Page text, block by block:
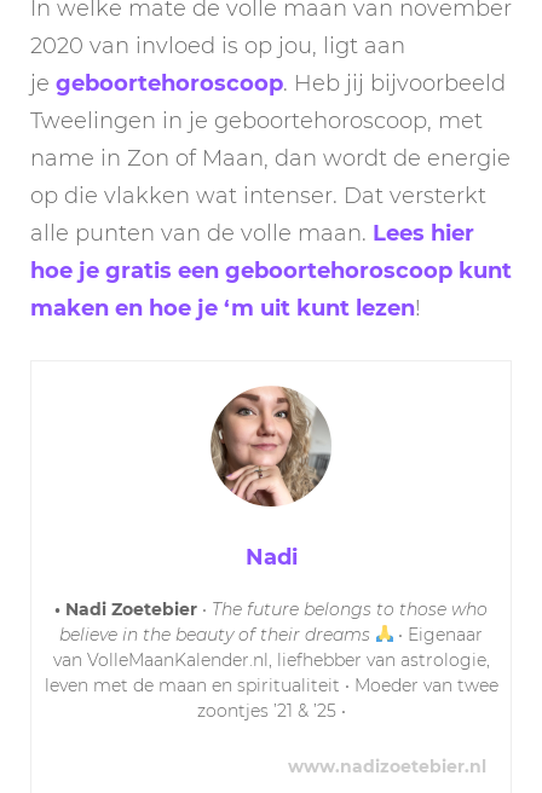
In welke mate de volle maan van november
2020 van invloed is op jou, ligt aan
je geboortehoroscoop. Heb jij bijvoorbeeld
Tweelingen in je geboortehoroscoop, met
name in Zon of Maan, dan wordt de energie
op die vlakken wat intenser. Dat versterkt
alle punten van de volle maan. Lees hier
hoe je gratis een geboortehoroscoop kunt
maken en hoe je ‘m uit kunt lezen!
Nadi
• Nadi Zoetebier • The future belongs to those who
believe in the beauty of their dreams
• Eigenaar
van VolleMaanKalender.nl, liefhebber van astrologie,
leven met de maan en spiritualiteit • Moeder van twee
zoontjes ’21 & ’25 •
www.nadizoetebier.nl